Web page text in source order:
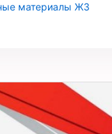
материалы ЖЗ